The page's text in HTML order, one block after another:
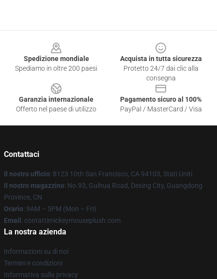
Spedizione mondiale
Spediamo in oltre 200 paesi
Acquista in tutta sicurezza
Protetto 24/7 dai clic alla
consegna
Garanzia internazionale
Offerto nel paese di utilizzo
Pagamento sicuro al 100%
PayPal / MasterCard / Visa
Contattaci
Il nostro ufficio: 8123 10th San Francisco, CA 94103, Stati Uniti
Il nostro magazzino: No.93, Guihua Road, Dexing City, Guangdong
Province, CN
Orario: 9AM – 5PM (Mon – Fri)
Email : contattimickeymouseplush.com
La nostra azienda
Informazioni su di noi
Termini e condizioni
Informativa sulla privacy